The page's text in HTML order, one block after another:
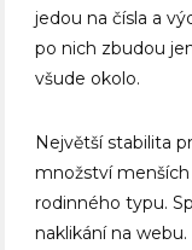
jedou na čísla a
po nich zbudou
všude okolo.
Největší stabilita
množství
rodinného typu.
naklikání na